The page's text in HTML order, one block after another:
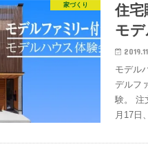
家づくり
住宅
モデ
モデル
デルフ
験。 注
月17日